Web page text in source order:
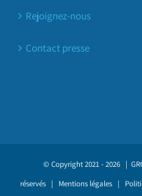
Rejoignez-nous
Contact presse
© Copyright 2021 -2026 |
réservés | Mentions légales |